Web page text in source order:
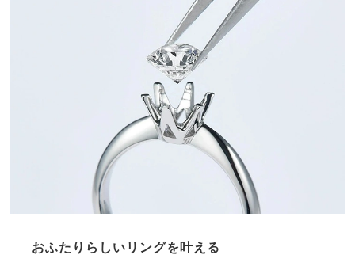
おふたりらしいリングを叶える